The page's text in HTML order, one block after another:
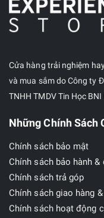
Cửa hàng trải nghiệm
và mua sắm do Công ty
TNHH TMDV Tin Học
Những Chính Sách
Chính sách bảo mật
Chính sách bảo hành &
Chính sách trả góp
Chính sách giao hàng
Chính sách hoạt động